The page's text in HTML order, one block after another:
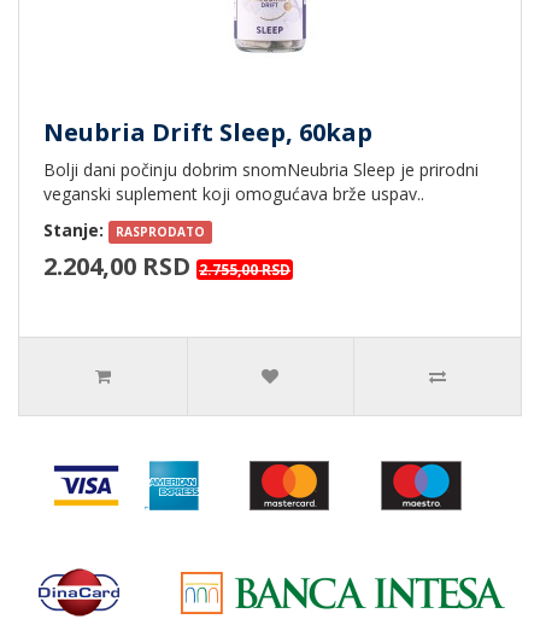
Neubria Drift Sleep, 60kap
Bolji dani počinju dobrim snomNeubria Sleep je prirodni
veganski suplement koji omogućava brže uspav..
Stanje:
RASPRODATO
2.204,00 RSD 2.755,00 RSD